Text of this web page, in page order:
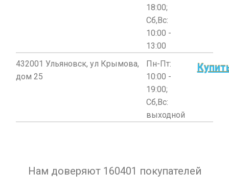
18:00;
Сб,Вс:
10:00 -
13:00
432001 Ульяновск, ул Крымова,
дом 25
Пн-Пт:
10:00 -
19:00;
Сб,Вс:
выходной
Нам доверяют 160401 покупателей